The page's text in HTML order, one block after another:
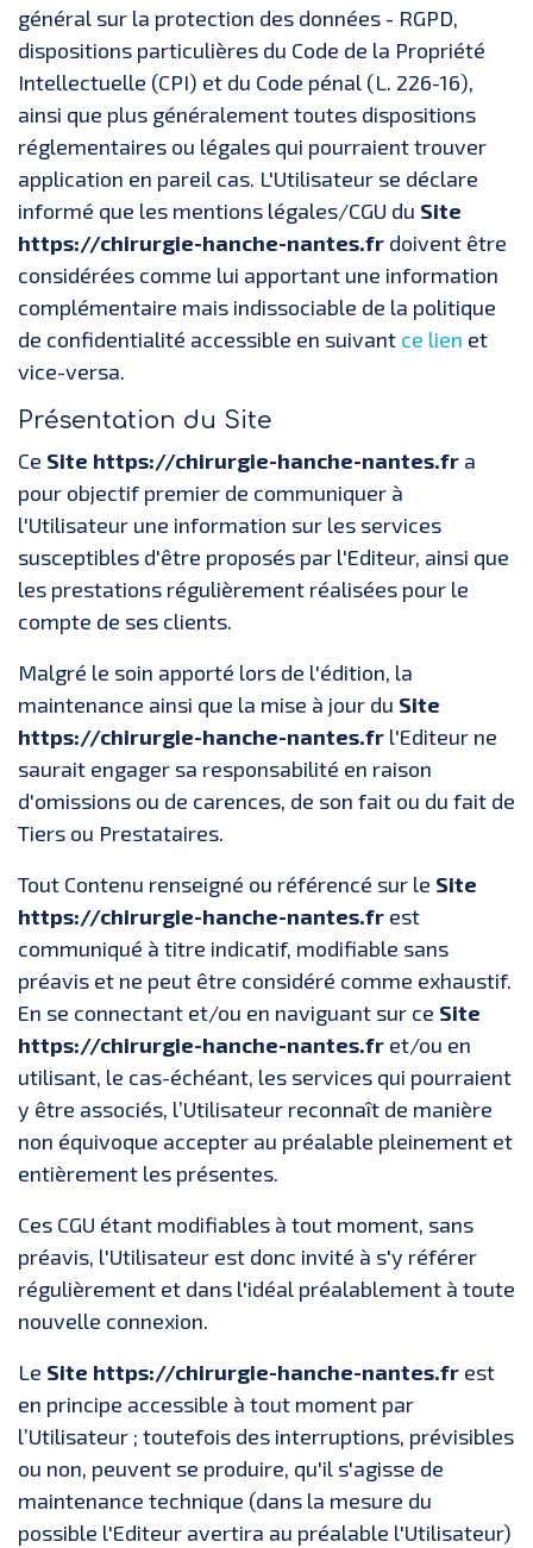
général sur la protection des données - RGPD,
dispositions particulières du Code de la Propriété
Intellectuelle (CPI) et du Code pénal (L. 226-16),
ainsi que plus généralement toutes dispositions
réglementaires ou légales qui pourraient trouver
application en pareil cas. L'Utilisateur se déclare
informé que les mentions légales/CGU du Site
https://chirurgie-hanche-nantes.fr doivent être
considérées comme lui apportant une information
complémentaire mais indissociable de la politique
de confidentialité accessible en suivant ce lien et
vice-versa.
Présentation du Site
Ce Site https://chirurgie-hanche-nantes.fr a
pour objectif premier de communiquer à
l'Utilisateur une information sur les services
susceptibles d'être proposés par l'Editeur, ainsi que
les prestations régulièrement réalisées pour le
compte de ses clients.
Malgré le soin apporté lors de l'édition, la
maintenance ainsi que la mise à jour du Site
https://chirurgie-hanche-nantes.fr l'Editeur ne
saurait engager sa responsabilité en raison
d'omissions ou de carences, de son fait ou du fait de
Tiers ou Prestataires.
Tout Contenu renseigné ou référencé sur le Site
https://chirurgie-hanche-nantes.fr est
communiqué à titre indicatif, modifiable sans
préavis et ne peut être considéré comme exhaustif.
En se connectant et/ou en naviguant sur ce Site
https://chirurgie-hanche-nantes.fr et/ou en
utilisant, le cas-échéant, les services qui pourraient
y être associés, l’Utilisateur reconnaît de manière
non équivoque accepter au préalable pleinement et
entièrement les présentes.
Ces CGU étant modifiables à tout moment, sans
préavis, l'Utilisateur est donc invité à s'y référer
régulièrement et dans l'idéal préalablement à toute
nouvelle connexion.
Le Site https://chirurgie-hanche-nantes.fr est
en principe accessible à tout moment par
l’Utilisateur ; toutefois des interruptions, prévisibles
ou non, peuvent se produire, qu'il s'agisse de
maintenance technique (dans la mesure du
possible l'Editeur avertira au préalable l'Utilisateur)